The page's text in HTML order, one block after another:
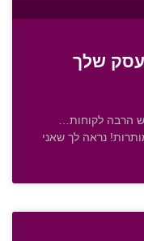
שלך
הרבה לקוחות…
נראה לך שאני